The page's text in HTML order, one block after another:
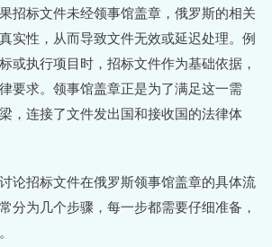
招标文件未经领事馆盖章，俄罗斯的相关
实性，从而导致文件无效或延迟处理。例
或执行项目时，招标文件作为基础依据，
要求。领事馆盖章正是为了满足这一需
，连接了文件发出国和接收国的法律体
论招标文件在俄罗斯领事馆盖章的具体流
分为几个步骤，每一步都需要仔细准备，